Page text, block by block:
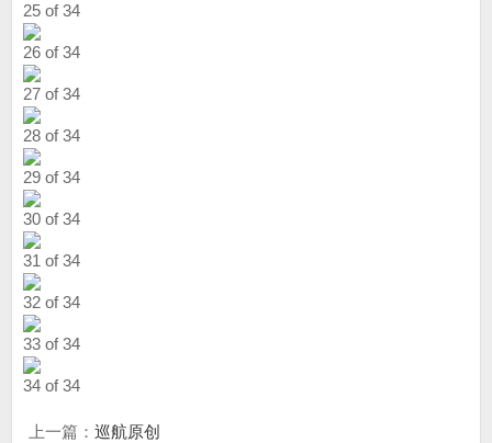
25 of 34
26 of 34
27 of 34
28 of 34
29 of 34
30 of 34
31 of 34
32 of 34
33 of 34
34 of 34
上一篇： 巡航原创